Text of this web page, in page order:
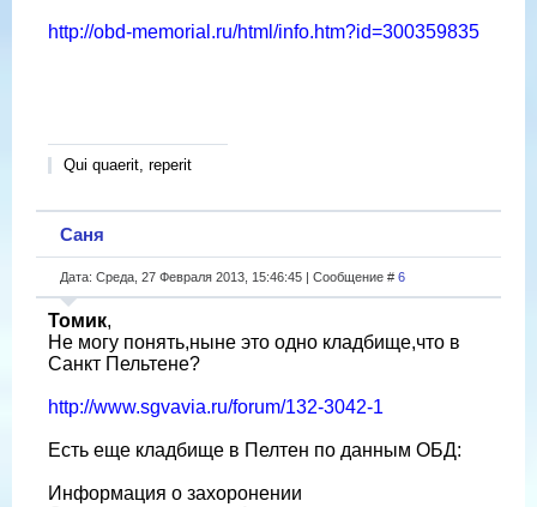
http://obd-memorial.ru/html/info.htm?id=300359835
Qui quaerit, reperit
Саня
Дата: Среда, 27 Февраля 2013, 15:46:45 | Сообщение # 6
Томик,
Не могу понять,ныне это одно кладбище,что в
Санкт Пельтене?
http://www.sgvavia.ru/forum/132-3042-1
Есть еще кладбище в Пелтен по данным ОБД:
Информация о захоронении